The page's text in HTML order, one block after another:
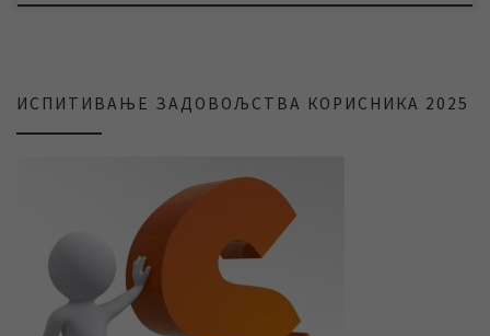
ИСПИТИВАЊЕ ЗАДОВОЉСТВА КОРИСНИКА 2025